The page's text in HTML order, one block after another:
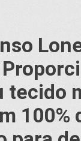
tecido
100%